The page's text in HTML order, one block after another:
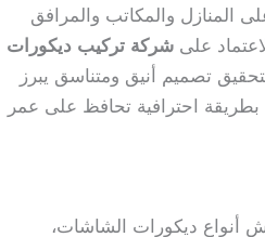
المنازل والمكاتب والمرافق
على شركة تركيب ديكورات
تصميم أنيق ومتناسق يبرز
احترافية تحافظ على عمر
أنواع ديكورات الشاشات،